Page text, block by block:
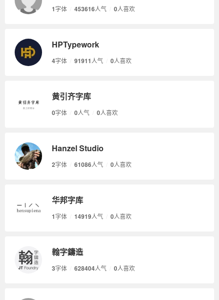
1字体 453616人气 0人喜欢
HPTypework
4字体 91911人气 0人喜欢
黄引齐字库
0字体 0人气 0人喜欢
Hanzel Studio
2字体 61086人气 0人喜欢
华邦字库
1字体 14919人气 0人喜欢
翰字鑄造
3字体 628404人气 0人喜欢